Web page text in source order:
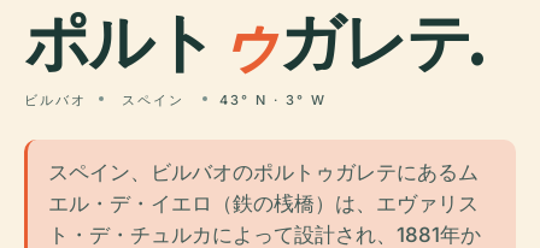
ポルト ゥガレテ.
ビルバオ スペイン 43° N · 3° W
スペイン、ビルバオのポルトゥガレテにあるム
エル・デ・イエロ（鉄の桟橋）は、エヴァリス
ト・デ・チュルカによって設計され、1881年か